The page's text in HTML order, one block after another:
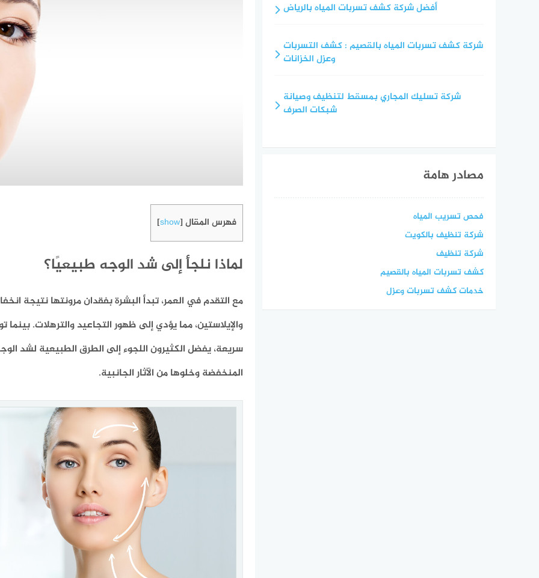
فهرس المقال [
show
]
لماذا نلجأ إلى شد الوجه طبيعيًا؟
مع التقدم في العمر، تبدأ البشرة بفقدان مرونتها نتيجة
والإيلاستين، مما يؤدي إلى ظهور التجاعيد والترهلات. بينما
سريعة، يفضل الكثيرون اللجوء إلى الطرق الطبيعية لشد
المنخفضة وخلوها من الآثار الجانبية.
أفضل شركة كشف تسربات المياه بالرياض
شركة كشف تسربات المياه بالقصيم : كشف التسربات
وعزل الخزانات
شركة تسليك المجاري بمسقط لتنظيف وصيانة
شبكات الصرف
مصادر هامة
فحص تسريب المياه
شركة تنظيف بالكويت
شركة تنظيف
كشف تسربات المياه بالقصيم
خدمات كشف تسربات وعزل